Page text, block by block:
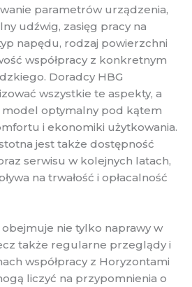
parametrów urządzenia,
udźwig, zasięg pracy na
napędu, rodzaj powierzchni
współpracy z konkretnym
Doradcy HBG
wszystkie te aspekty, a
model optymalny pod kątem
i ekonomiki użytkowania.
jest także dostępność
serwisu w kolejnych latach,
na trwałość i opłacalność
obejmuje nie tylko naprawy w
także regularne przeglądy i
współpracy z Horyzontami
liczyć na przypomnienia o